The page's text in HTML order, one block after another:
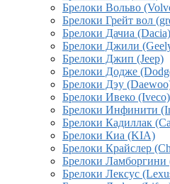
Брелоки Вольво
Брелоки Грейт вол
Брелоки Дачиа (Dacia)
Брелоки Джили
Брелоки Джип (Jeep)
Брелоки Додже
Брелоки Дэу
Брелоки Ивеко (Iveco)
Брелоки Инфинити
Брелоки Кадиллак
Брелоки Киа (KIA)
Брелоки Крайслер
Брелоки Ламборгини
Брелоки Лексус